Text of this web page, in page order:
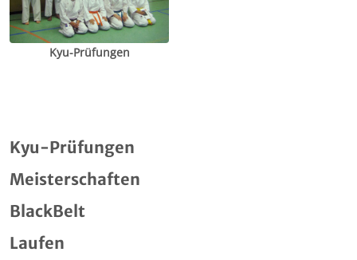
Kyu-Prüfungen
Kyu-Prüfungen
Meisterschaften
BlackBelt
Laufen